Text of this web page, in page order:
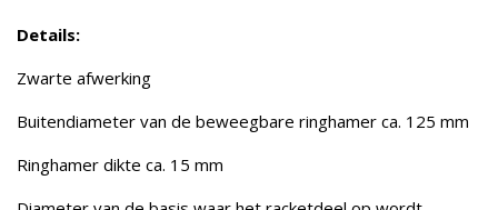
Details:
Zwarte afwerking
Buitendiameter van de beweegbare ringhamer ca. 125 mm
Ringhamer dikte ca. 15 mm